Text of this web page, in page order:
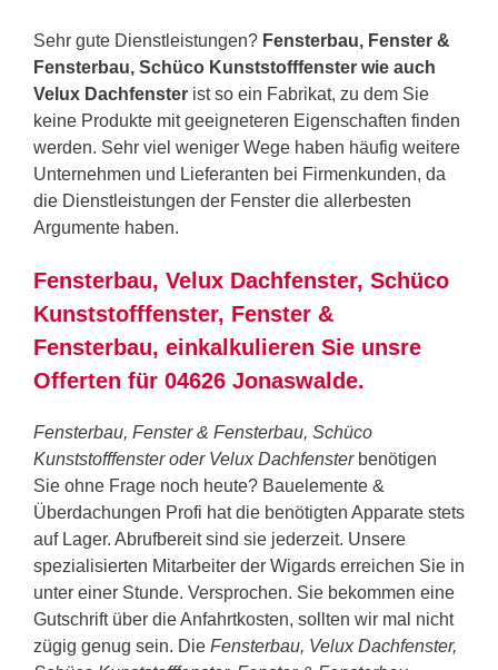
Sehr gute Dienstleistungen? Fensterbau, Fenster &
Fensterbau, Schüco Kunststofffenster wie auch
Velux Dachfenster ist so ein Fabrikat, zu dem Sie
keine Produkte mit geeigneteren Eigenschaften finden
werden. Sehr viel weniger Wege haben häufig weitere
Unternehmen und Lieferanten bei Firmenkunden, da
die Dienstleistungen der Fenster die allerbesten
Argumente haben.
Fensterbau, Velux Dachfenster, Schüco
Kunststofffenster, Fenster &
Fensterbau, einkalkulieren Sie unsre
Offerten für 04626 Jonaswalde.
Fensterbau, Fenster & Fensterbau, Schüco
Kunststofffenster oder Velux Dachfensterbenötigen
Sie ohne Frage noch heute? Bauelemente &
Überdachungen Profi hat die benötigten Apparate stets
auf Lager. Abrufbereit sind sie jederzeit. Unsere
spezialisierten Mitarbeiter der Wigards erreichen Sie in
unter einer Stunde. Versprochen. Sie bekommen eine
Gutschrift über die Anfahrtkosten, sollten wir mal nicht
zügig genug sein. Die Fensterbau, Velux Dachfenster,